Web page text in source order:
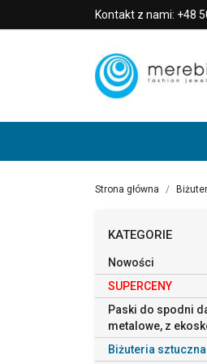
Kontakt z nami: +48
Strona główna
KATEGORIE
Nowości
SUPERCENY
Paski do spodni
metalowe, z
Biżuteria sztuczna